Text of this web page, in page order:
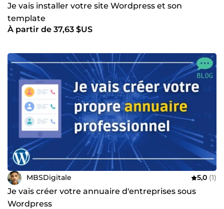
Je vais installer votre site Wordpress et son
template
À partir de 37,63 $US
MBSDigitale 5,0 (1)
Je vais créer votre annuaire d'entreprises sous
Wordpress